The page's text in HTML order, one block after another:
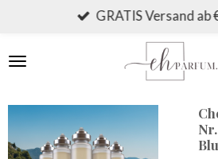
springen
GRATIS Versand ab